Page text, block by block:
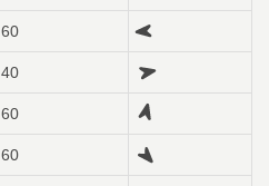
60
40
60
60